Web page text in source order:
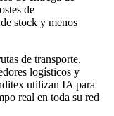
de
stock y menos
de transporte,
logísticos y
utilizan IA para
real en toda su red